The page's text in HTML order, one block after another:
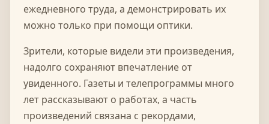
ежедневного труда, а демонстрировать их
можно только при помощи оптики.
Зрители, которые видели эти произведения,
надолго сохраняют впечатление от
увиденного. Газеты и телепрограммы много
лет рассказывают о работах, а часть
произведений связана с рекордами,